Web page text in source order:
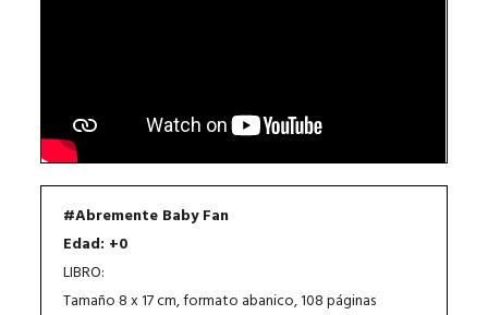
#Abremente Baby Fan
Edad: +0
LIBRO:
Tamaño 8 x 17 cm, formato abanico, 108 páginas